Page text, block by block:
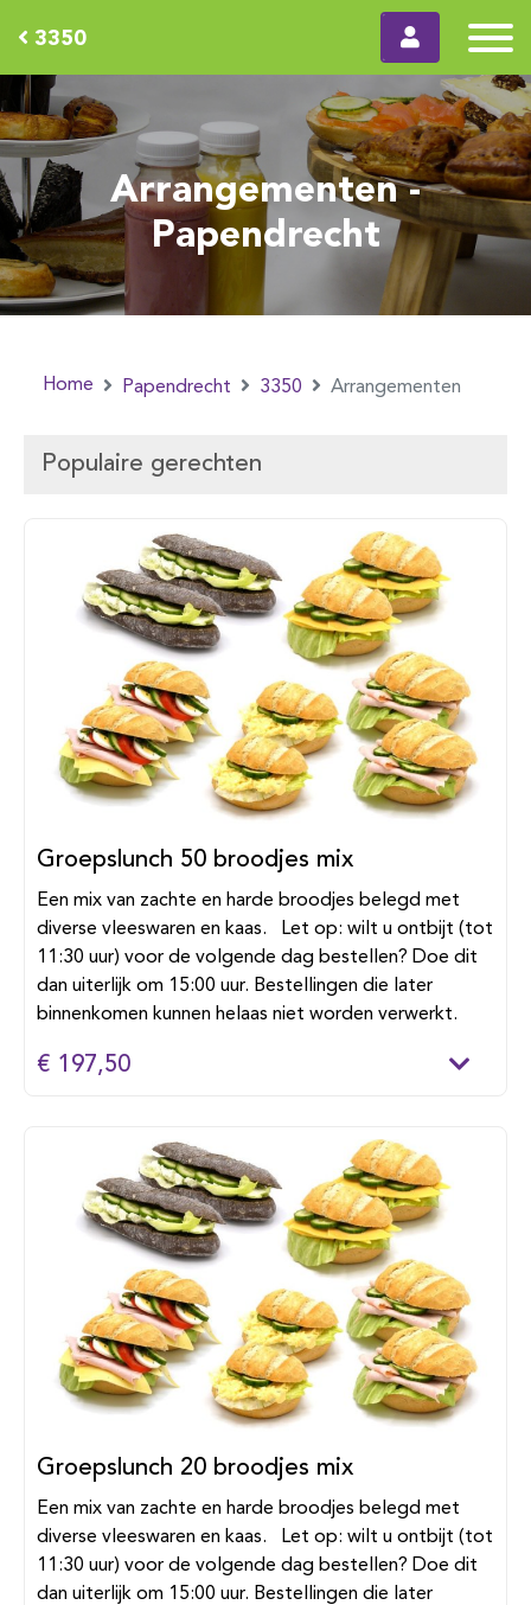
3350
Arrangementen -
Papendrecht
Home Papendrecht 3350 Arrangementen
Populaire gerechten
Groepslunch 50 broodjes mix
Een mix van zachte en harde broodjes belegd met
diverse vleeswaren en kaas. Let op: wilt u ontbijt (tot
11:30 uur) voor de volgende dag bestellen? Doe dit
dan uiterlijk om 15:00 uur. Bestellingen die later
binnenkomen kunnen helaas niet worden verwerkt.
€ 197,50
Groepslunch 20 broodjes mix
Een mix van zachte en harde broodjes belegd met
diverse vleeswaren en kaas. Let op: wilt u ontbijt (tot
11:30 uur) voor de volgende dag bestellen? Doe dit
dan uiterlijk om 15:00 uur. Bestellingen die later